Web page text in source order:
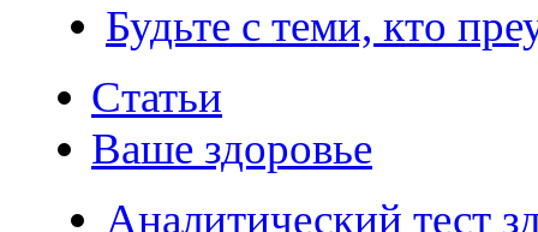
Будьте с теми, кто
Статьи
Ваше здоровье
Аналитический тест